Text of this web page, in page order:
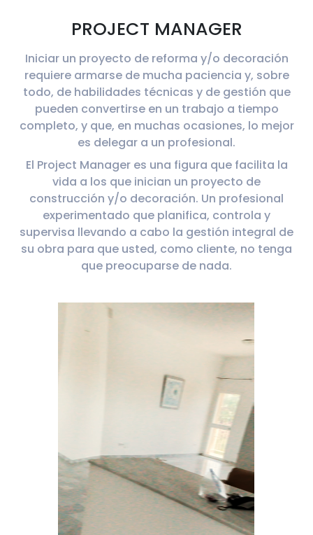
PROJECT MANAGER
Iniciar un proyecto de reforma y/o decoración
requiere armarse de mucha paciencia y, sobre
todo, de habilidades técnicas y de gestión que
pueden convertirse en un trabajo a tiempo
completo, y que, en muchas ocasiones, lo mejor
es delegar a un profesional.
El Project Manager es una figura que facilita la
vida a los que inician un proyecto de
construcción y/o decoración. Un profesional
experimentado que planifica, controla y
supervisa llevando a cabo la gestión integral de
su obra para que usted, como cliente, no tenga
que preocuparse de nada.